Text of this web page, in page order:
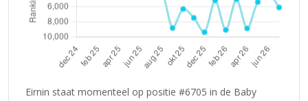
Eirnin staat momenteel op positie #6705 in de Baby